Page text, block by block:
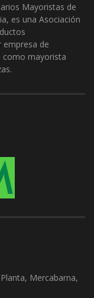
Mayoristas de
es una Asociación
empresa de
como mayorista
Mercabarna,